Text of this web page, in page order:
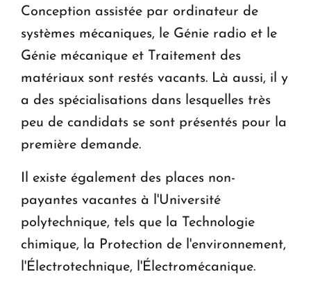
Conception assistée par ordinateur de
systèmes mécaniques, le Génie radio et le
Génie mécanique et Traitement des
matériaux sont restés vacants. Là aussi, il y
a des spécialisations dans lesquelles très
peu de candidats se sont présentés pour la
première demande.
Il existe également des places non-
payantes vacantes à l'Université
polytechnique, tels que la Technologie
chimique, la Protection de l'environnement,
l'Électrotechnique, l'Électromécanique.